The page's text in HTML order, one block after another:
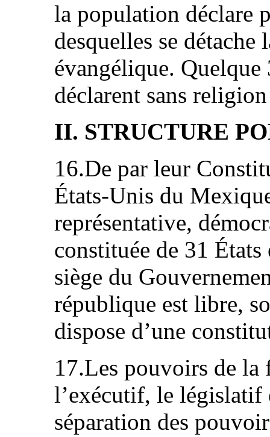
la population déclare
desquelles se
évangélique. Quelque
déclarent sans
II. STRUCTURE
16.De par leur
États‑Unis du
représentative,
constituée de 31
siège du
république est libre,
dispose d’une
17.Les pouvoirs de la
l’exécutif, le législatif
séparation des